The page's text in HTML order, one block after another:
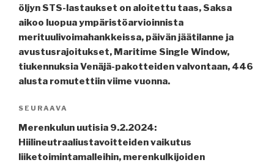
öljyn STS-lastaukset on aloitettu taas, Saksa
aikoo luopua ympäristöarvioinnista
merituulivoimahankkeissa, päivän jäätilanne ja
avustusrajoitukset, Maritime Single Window,
tiukennuksia Venäjä-pakotteiden valvontaan, 446
alusta romutettiin viime vuonna.
Seuraava
artikkeli
SEURAAVA
Merenkulun uutisia 9.2.2024:
Hiilineutraaliustavoitteiden vaikutus
liiketoimintamalleihin, merenkulkijoiden